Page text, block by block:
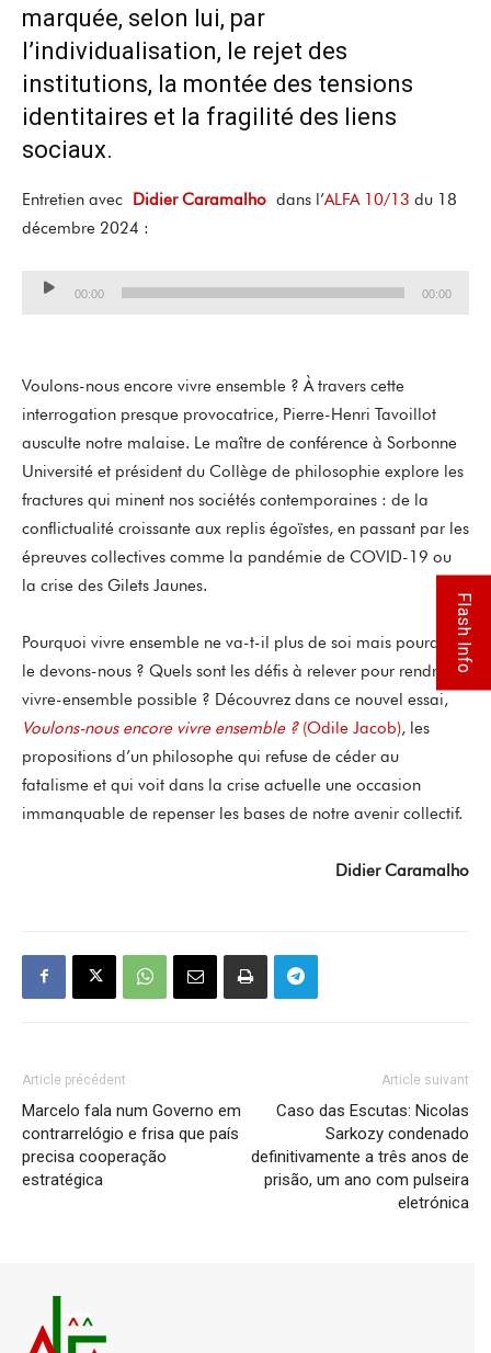
marquée, selon lui, par
l’individualisation, le rejet des
institutions, la montée des tensions
identitaires et la fragilité des liens
sociaux.
Entretien avec Didier Caramalho dans l’ALFA 10/13 du 18
décembre 2024 :
Lecteur
00:00 00:00
Voulons-nous encore vivre ensemble ? À travers cette
interrogation presque provocatrice, Pierre-Henri Tavoillot
ausculte notre malaise. Le maître de conférence à Sorbonne
Université et président du Collège de philosophie explore les
fractures qui minent nos sociétés contemporaines : de la
conflictualité croissante aux replis égoïstes, en passant par les
épreuves collectives comme la pandémie de COVID-19 ou
la crise des Gilets Jaunes.
Pourquoi vivre ensemble ne va-t-il plus de soi mais pourquoi
le devons-nous ? Quels sont les défis à relever pour rendre le
vivre-ensemble possible ? Découvrez dans ce nouvel essai,
Voulons-nous encore vivre ensemble ?(Odile Jacob), les
propositions d’un philosophe qui refuse de céder au
fatalisme et qui voit dans la crise actuelle une occasion
immanquable de repenser les bases de notre avenir collectif.
Didier Caramalho
Article précédent
Marcelo fala num Governo em
contrarrelógio e frisa que país
precisa cooperação
estratégica
Article suivant
Caso das Escutas: Nicolas
Sarkozy condenado
definitivamente a três anos de
prisão, um ano com pulseira
eletrónica
Flash Info